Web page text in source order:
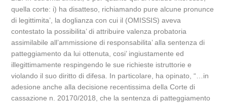
quella corte: i) ha disatteso, richiamando pure alcune pronunce
di legittimita’, la doglianza con cui il (OMISSIS) aveva
contestato la possibilita’ di attribuire valenza probatoria
assimilabile all’ammissione di responsabilita’ alla sentenza di
patteggiamento da lui ottenuta, cosi’ ingiustamente ed
illegittimamente respingendo le sue richieste istruttorie e
violando il suo diritto di difesa. In particolare, ha opinato, “…in
adesione anche alla decisione recentissima della Corte di
cassazione n. 20170/2018, che la sentenza di patteggiamento